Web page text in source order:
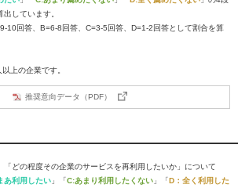
しています。
10回答、B=6-8回答、C=3-5回答、D=1-2回答として割合を算
上の企業です。
推奨意向データ（PDF）
どの程度その企業のサービスを再利用したいか」について
あ利用したい 」「C:あまり利用したくない 」「D：全く利用した